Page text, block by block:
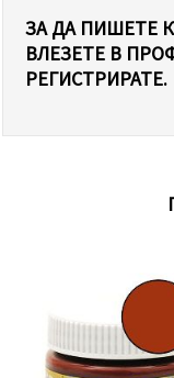
ЗА ДА ПИШЕТЕ
ВЛЕЗЕТЕ В
РЕГИСТРИРАТЕ.